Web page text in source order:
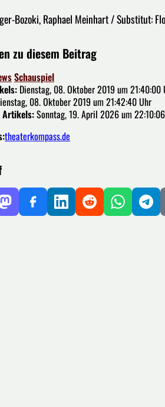
Bozoki, Raphael Meinhart / Substitut:
zu diesem Beitrag
Schauspiel
Dienstag, 08. Oktober 2019 um 21:40:00
08. Oktober 2019 um 21:42:40 Uhr
Artikels:Sonntag, 19. April 2026 um
theaterkompass.de